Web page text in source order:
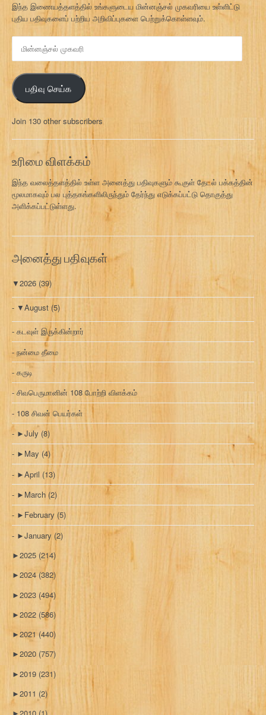
இந்த இணையத்தளத்தில் உங்களுடைய மின்னஞ்சல் முகவரியை உள்ளிட்டு
புதிய பதிவுகளைப் பற்றிய அறிவிப்புகளை பெற்றுக்கொள்ளவும்.
ஞ்
ச
ல்
க
வ
ரி
பதிவு செய்க
Join 130 other subscribers
உரிமை விளக்கம்
இந்த வலைத்தளத்தில் உள்ள அனைத்து பதிவுகளும் கூகுள் தேடல் பக்கத்தின்
மூலமாகவும் பல புத்தகங்களிலிருந்தும் தேர்ந்து எடுக்கப்பட்டு தொகுத்து
அளிக்கப்பட்டுள்ளது.
அனைத்து பதிவுகள்
▼2026 (39)
▼August (5)
கடவுள் இருக்கின்றார்
நன்மை தீமை
கருடி
சிவபெருமானின் 108 போற்றி விளக்கம்
108 சிவன் பெயர்கள்
►July (8)
► May (4)
►April (13)
► March (2)
► February (5)
►January (2)
►2025 (214)
►2024 (382)
►2023 (494)
►2022 (586)
►2021(440)
►2020 (757)
►2019 (231)
►2011 (2)